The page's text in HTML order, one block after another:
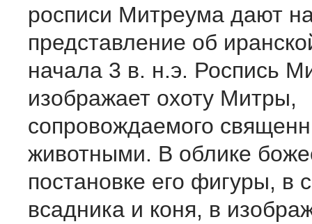
росписи Митреума дают
представление об
начала 3 в. н.э. Роспись
изображает охоту Митры,
сопровождаемого
животными. В облике
постановке его фигуры, в
всадника и коня, в